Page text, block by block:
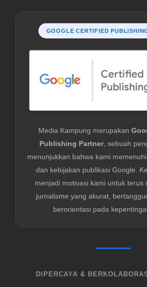
GOOGLE CERTIFIED
Media Kampung merupakan
Publishing Partner, sebuah
menunjukkan bahwa kami
dan kebijakan publikasi Google.
menjadi motivasi kami untuk terus
jurnalisme yang akurat,
berorientasi pada
DIPERCAYA &